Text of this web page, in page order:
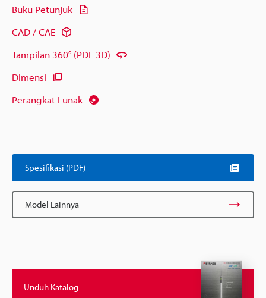
Buku Petunjuk
CAD / CAE
Tampilan 360° (PDF 3D)
Dimensi
Perangkat Lunak
Spesifikasi (PDF)
Model Lainnya
Unduh Katalog